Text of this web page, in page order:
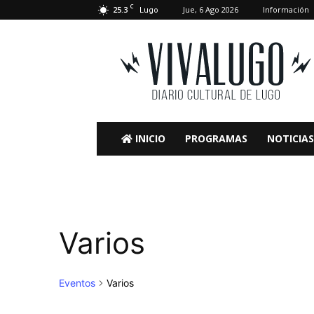
25.3 C Lugo Jue, 6 Ago 2026 Información
VivaLugo
INICIO PROGRAMAS NOTICIAS
Varios
Eventos Varios